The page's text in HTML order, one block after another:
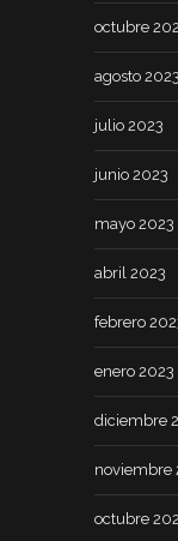
octubre
agosto 2023
julio 2023
junio 2023
mayo 2023
abril 2023
febrero
enero 2023
diciembre
noviembre
octubre